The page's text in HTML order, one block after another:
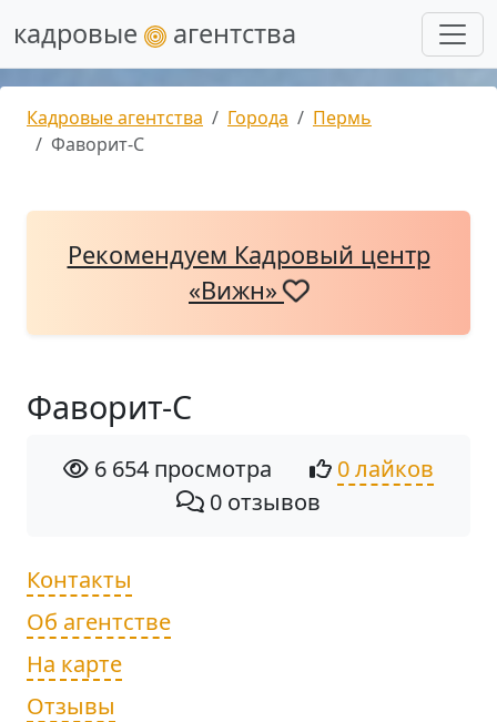
кадровые агентства
Кадровые агентства Города
Пермь
Фаворит-С
Рекомендуем Кадровый центр
«Вижн»
Фаворит-С
6 654 просмотра
0 лайков
0 отзывов
Контакты
Об агентстве
На карте
Отзывы